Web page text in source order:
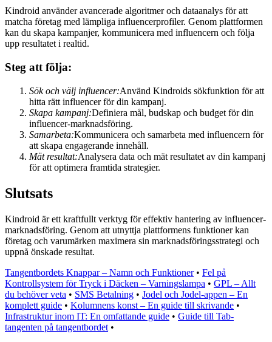
Kindroid använder avancerade algoritmer och dataanalys för att
matcha företag med lämpliga influencerprofiler. Genom plattformen
kan du skapa kampanjer, kommunicera med influencern och följa
upp resultatet i realtid.
Steg att följa:
Sök och välj influencer:Använd Kindroids sökfunktion för att
hitta rätt influencer för din kampanj.
Skapa kampanj:Definiera mål, budskap och budget för din
influencer-marknadsföring.
Samarbeta:Kommunicera och samarbeta med influencern för
att skapa engagerande innehåll.
Mät resultat:Analysera data och mät resultatet av din kampanj
för att optimera framtida strategier.
Slutsats
Kindroid är ett kraftfullt verktyg för effektiv hantering av influencer-
marknadsföring. Genom att utnyttja plattformens funktioner kan
företag och varumärken maximera sin marknadsföringsstrategi och
uppnå önskade resultat.
Tangentbordets Knappar – Namn och Funktioner• Fel på
Kontrollsystem för Tryck i Däcken – Varningslampa • GPL – Allt
du behöver veta • SMS Betalning • Jodel och Jodel-appen – En
komplett guide • Kolumnens konst – En guide till skrivande •
Infrastruktur inom IT: En omfattande guide • Guide till Tab-
tangenten på tangentbordet •